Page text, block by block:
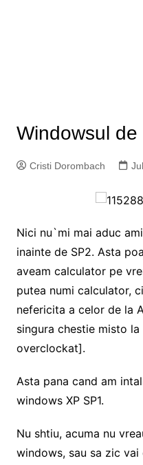
Windowsul
Cristi Dorombach
Nici nu`mi mai aduc
inainte de SP2. Asta
aveam calculator pe
putea numi calculator,
nefericita a celor de la
singura chestie misto
overclockat].
Asta pana cand am
windows XP SP1.
Nu shtiu, acuma nu
windows, sau sa zic